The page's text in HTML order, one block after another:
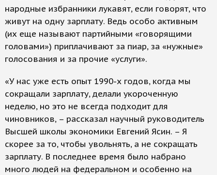
народные избранники лукавят, если говорят, что
живут на одну зарплату. Ведь особо активным
(их еще называют партийными «говорящими
головами») приплачивают за пиар, за «нужные»
голосования и за прочие «услуги».
«У нас уже есть опыт 1990-х годов, когда мы
сокращали зарплату, делали укороченную
неделю, но это не всегда подходит для
чиновников, – рассказал научный руководитель
Высшей школы экономики Евгений Ясин. – Я
скорее за то, чтобы увольнять, а не сокращать
зарплату. В последнее время было набрано
много людей на федеральном и особенно на